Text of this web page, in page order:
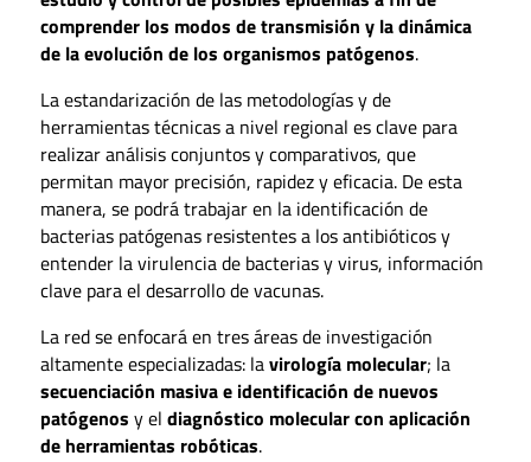
comprender los modos de transmisión y la dinámica
de la evolución de los organismos patógenos.
La estandarización de las metodologías y de
herramientas técnicas a nivel regional es clave para
realizar análisis conjuntos y comparativos, que
permitan mayor precisión, rapidez y eficacia. De esta
manera, se podrá trabajar en la identificación de
bacterias patógenas resistentes a los antibióticos y
entender la virulencia de bacterias y virus, información
clave para el desarrollo de vacunas.
La red se enfocará en tres áreas de investigación
altamente especializadas: lavirología molecular; la
secuenciación masiva e identificación de nuevos
patógenos y el diagnóstico molecular con aplicación
de herramientas robóticas.